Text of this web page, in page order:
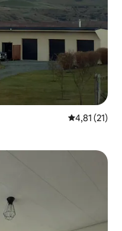
Évaluation
4,81 (21)